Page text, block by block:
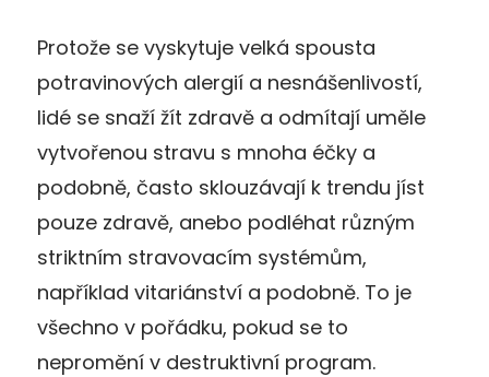
Protože se vyskytuje velká spousta
potravinových alergií a nesnášenlivostí,
lidé se snaží žít zdravě a odmítají uměle
vytvořenou stravu s mnoha éčky a
podobně, často sklouzávají k trendu jíst
pouze zdravě, anebo podléhat různým
striktním stravovacím systémům,
například vitariánství a podobně. To je
všechno v pořádku, pokud se to
nepromění v destruktivní program.